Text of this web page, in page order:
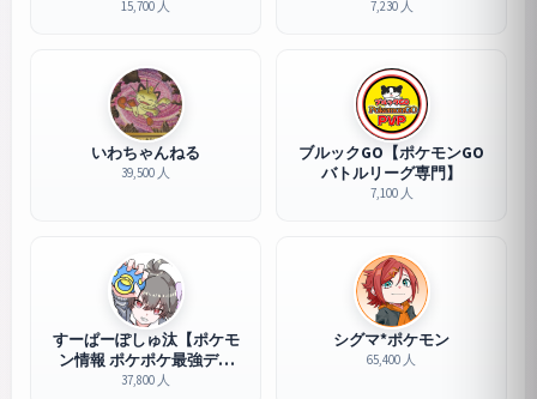
15,700 人 7,230 人
いわちゃんねる
39,500 人
ブルックGO【ポケモンGO
バトルリーグ専門】
7,100 人
すーぱーぽしゅ汰【ポケモ
ン情報 ポケポケ最強デッ
キ】
37,800 人
シグマ*ポケモン
65,400 人